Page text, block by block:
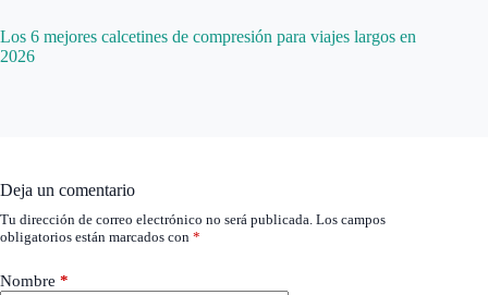
Los 6 mejores calcetines de compresión para viajes largos en
2026
Deja un comentario
Tu dirección de correo electrónico no será publicada. Los campos
obligatorios están marcados con *
Nombre *